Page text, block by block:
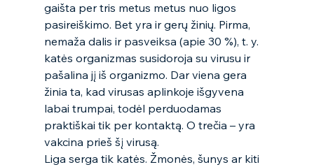
gaišta per tris metus metus nuo ligos
pasireiškimo. Bet yra ir gerų žinių. Pirma,
nemaža dalis ir pasveiksa (apie 30 %), t. y.
katės organizmas susidoroja su virusu ir
pašalina jį iš organizmo. Dar viena gera
žinia ta, kad virusas aplinkoje išgyvena
labai trumpai, todėl perduodamas
praktiškai tik per kontaktą. O trečia – yra
vakcina prieš šį virusą.
Liga serga tik katės. Žmonės, šunys ar kiti